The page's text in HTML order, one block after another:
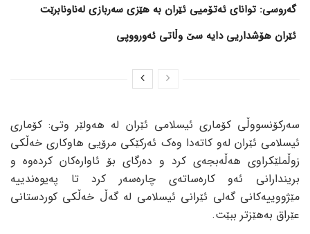
گەروسی: توانای ئەتۆمیی ئێران بە هێزی سەربازی لەناونابرێت
ئێران هۆشداریی دایە سێ وڵاتی ئەورووپی
سەرکۆنسووڵی کۆماری ئیسلامی ئێران لە هەولێر وتی: کۆماری
ئیسلامی ئێران لەو کاتەدا وەک ئەرکێکی مرۆیی هاوکاری خەڵکی
زوڵملێکراوی هەڵەبجەی کرد و دەرگای بۆ ئاوارەکان کردەوە و
بریندارانی ئەو کارەساتەی چارەسەر کرد تا پەیوەندییە
مێژووییەکانی گەلی ئێرانی ئیسلامی لە گەڵ خەڵکی کوردستانی
عێراق بەهێزتر ببێت.